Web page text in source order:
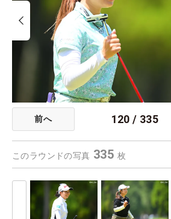
前へ 120 / 335
このラウンドの写真 335 枚